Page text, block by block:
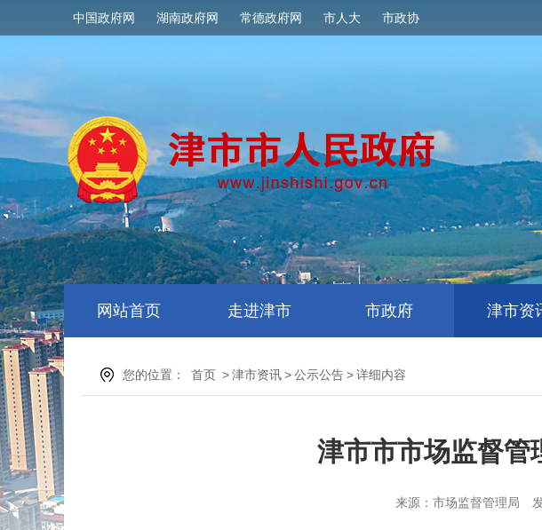
中国政府网 湖南政府网 常德政府网 市人大 市政协
网站首页 走进津市 市政府 津市资
您的位置： 首页 >津市资讯>公示公告>详细内容
津市市市场监督管
来源：市场监督管理局